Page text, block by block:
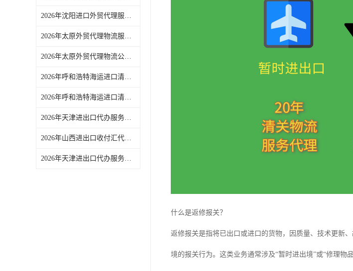
2026年沈阳进口外贸代理服务推荐：一站式清关物流方案解析
2026年太原外贸代理物流服务企业深度解析
2026年太原外贸代理物流公司服务解析与采购关注点
2026年呼和浩特海运进口清关咨询服务解析，超20年外贸报关服务商实力解读
2026年呼和浩特海运进口清关一站式服务解析
2026年天津进出口代办服务：一站式外贸代理全链路支持
2026年山西进出口收付汇代办渠道解析，专业外贸代理合规高效
2026年天津进出口代办服务推荐：东方君创一站式外贸代理解析
什么是返修报关？
返修报关是指将已出口或进口的货物，因质量、技术更新
境的报关行为。这类业务通常涉及“暂时进出境”或“修理物